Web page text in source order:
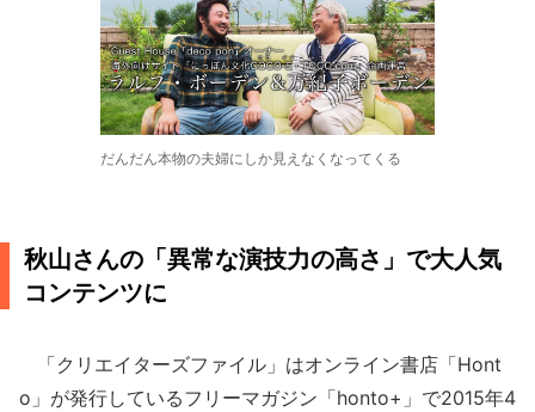
だんだん本物の夫婦にしか見えなくなってくる
秋山さんの「異常な演技力の高さ」で大人気
コンテンツに
「クリエイターズファイル」はオンライン書店「Hont
o」が発行しているフリーマガジン「honto+」で2015年4